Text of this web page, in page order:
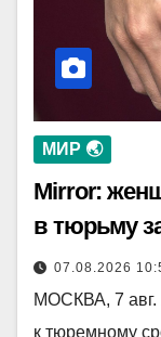
МИР 🌏
Mirror:
в тюрьму
07.08.2026
МОСКВА, 7 авг.
к тюремному